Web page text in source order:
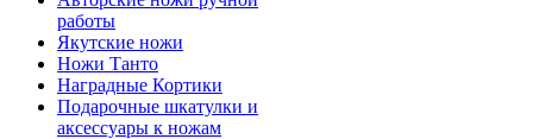
работы
Якутские ножи
Ножи Танто
Наградные Кортики
Подарочные шкатулки и
аксессуары к ножам